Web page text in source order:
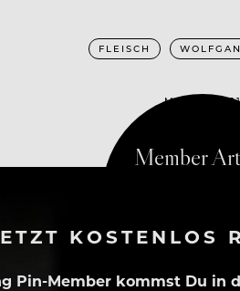
FLEISCH
MAI 19,
KOSTENLOS
Pin-Member kommst Du in